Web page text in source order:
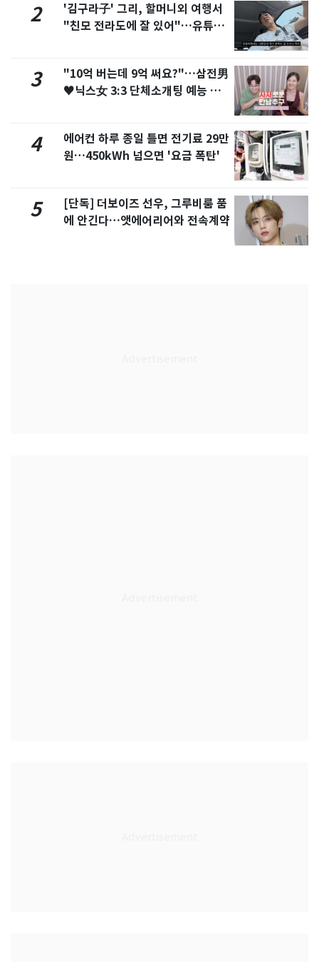
2
'김구라子' 그리, 할머니외 여행서
"친모 전라도에 잘 있어"…유튜브
3
"10억 버는데 9억 써요?"…삼전男
♥닉스女 3:3 단체소개팅 예능 화
4
에어컨 하루 종일 틀면 전기료 29만
원…450kWh 넘으면 '요금 폭탄'
5
[단독] 더보이즈 선우, 그루비룸 품
에 안긴다…앳에어리어와 전속계약